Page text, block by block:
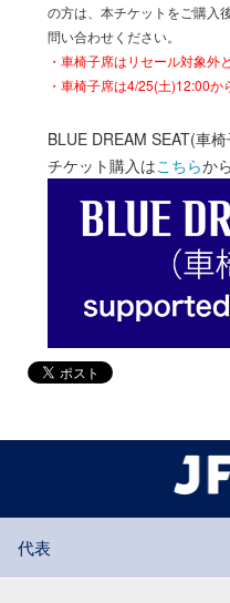
の方は、本チケットをご購入
問い合わせください。
・車椅子席はリセール対象外
・車椅子席は4/25(土)12:00か
BLUE DREAM SEAT(車
チケット購入はこちらから
代表